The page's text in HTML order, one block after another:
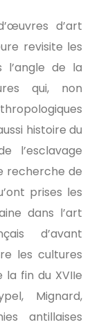
d’art
revisite les
l’angle de la
qui, non
histoire du
l’esclavage
recherche de
prises les
dans l’art
d’avant
les cultures
fin du XVIIe
Mignard,
antillaises